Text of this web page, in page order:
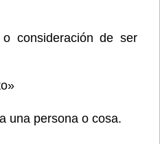
consideración de ser
una persona o cosa.